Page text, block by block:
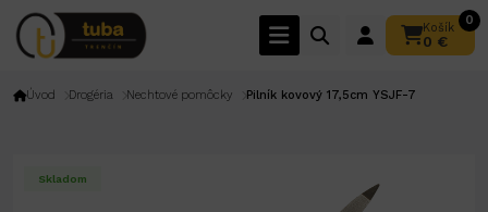
Košík
0
0 €
Úvod Drogéria Nechtové pomôcky Pilník kovový 17,5cm YSJF-7
Skladom